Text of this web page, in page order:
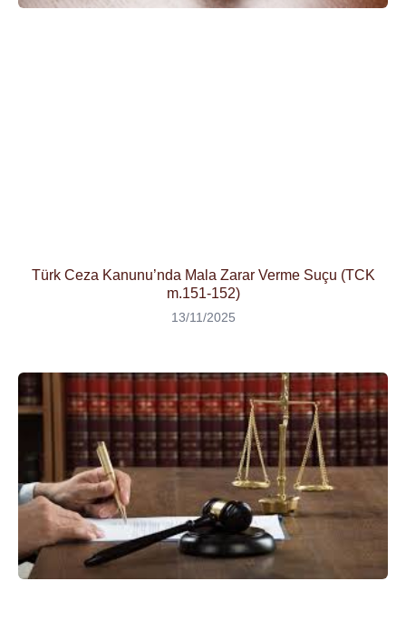
Türk Ceza Kanunu’nda Mala Zarar Verme Suçu (TCK
m.151-152)
13/11/2025